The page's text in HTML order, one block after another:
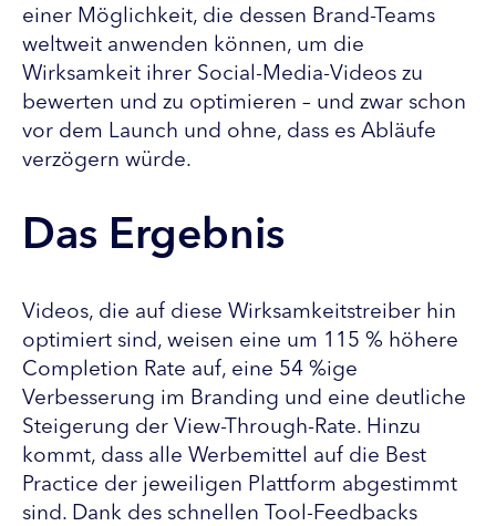
einer Möglichkeit, die dessen Brand-Teams
weltweit anwenden können, um die
Wirksamkeit ihrer Social-Media-Videos zu
bewerten und zu optimieren – und zwar schon
vor dem Launch und ohne, dass es Abläufe
verzögern würde.
Das Ergebnis
Videos, die auf diese Wirksamkeitstreiber hin
optimiert sind, weisen eine um 115 % höhere
Completion Rate auf, eine 54 %ige
Verbesserung im Branding und eine deutliche
Steigerung der View-Through-Rate. Hinzu
kommt, dass alle Werbemittel auf die Best
Practice der jeweiligen Plattform abgestimmt
sind. Dank des schnellen Tool-Feedbacks